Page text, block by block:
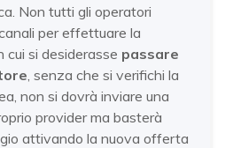
Non tutti gli operatori
per effettuare la
cui si desiderasse passare
, senza che si verifichi la
non si dovrà inviare una
provider ma basterà
attivando la nuova offerta